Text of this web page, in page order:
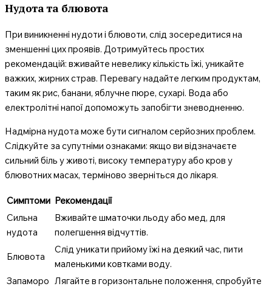
Нудота та блювота
При виникненні нудоти і блювоти, слід зосередитися на
зменшенні цих проявів. Дотримуйтесь простих
рекомендацій: вживайте невелику кількість їжі, уникайте
важких, жирних страв. Перевагу надайте легким продуктам,
таким як рис, банани, яблучне пюре, сухарі. Вода або
електролітні напої допоможуть запобігти зневодненню.
Надмірна нудота може бути сигналом серйозних проблем.
Слідкуйте за супутніми ознаками: якщо ви відзначаєте
сильний біль у животі, високу температуру або кров у
блювотних масах, терміново зверніться до лікаря.
Симптоми Рекомендації
Сильна
нудота
Вживайте шматочки льоду або мед, для
полегшення відчуттів.
Блювота
Слід уникати прийому їжі на деякий час, пити
маленькими ковтками воду.
Запаморо Лягайте в горизонтальне положення, спробуйте